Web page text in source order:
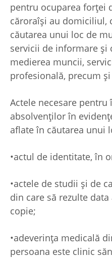
pentru ocuparea forței
căroraîși au domiciliul,
căutarea unui loc de
servicii de informare şi
medierea muncii,
profesională, precum
Actele necesare pentru
absolvenților în
aflate în căutarea unui
•actul de identitate, în
•actele de studii şi de
din care să rezulte
copie;
•adeverinţa medicală
persoana este clinic